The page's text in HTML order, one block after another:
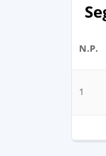
N.P.
1